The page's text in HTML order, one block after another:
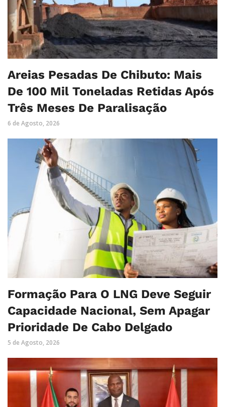
Areias Pesadas De Chibuto: Mais
De 100 Mil Toneladas Retidas Após
Três Meses De Paralisação
6 de Agosto, 2026
Formação Para O LNG Deve Seguir
Capacidade Nacional, Sem Apagar
Prioridade De Cabo Delgado
5 de Agosto, 2026